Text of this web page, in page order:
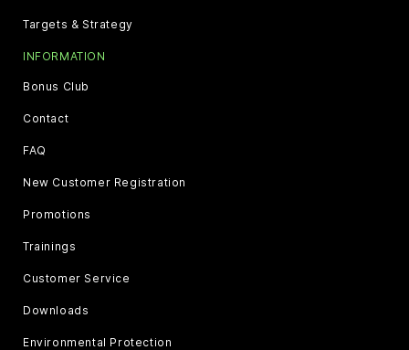
Targets & Strategy
INFORMATION
Bonus Club
Contact
FAQ
New Customer Registration
Promotions
Trainings
Customer Service
Downloads
Environmental Protection